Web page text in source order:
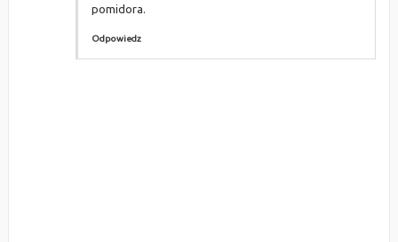
pomidora.
Odpowiedz